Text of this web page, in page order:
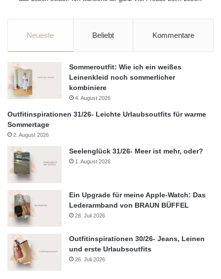
Neueste Beliebt Kommentare
Sommeroutfit: Wie ich ein weißes
Leinenkleid noch sommerlicher
kombiniere
4. August 2026
Outfitinspirationen 31/26- Leichte Urlaubsoutfits für warme
Sommertage
2. August 2026
Seelenglück 31/26- Meer ist mehr, oder?
1. August 2026
Ein Upgrade für meine Apple-Watch: Das
Lederarmband von BRAUN BÜFFEL
28. Juli 2026
Outfitinspirationen 30/26- Jeans, Leinen
und erste Urlaubsoutfits
26. Juli 2026